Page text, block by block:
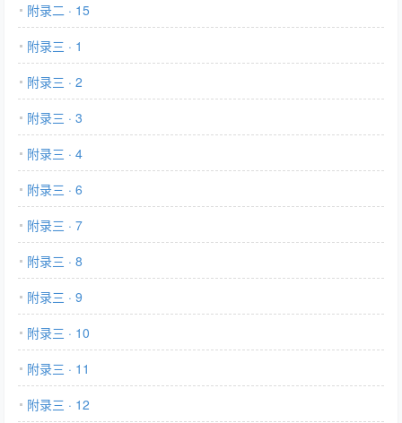
附录二 · 15
附录三 · 1
附录三 · 2
附录三 · 3
附录三 · 4
附录三 · 6
附录三 · 7
附录三 · 8
附录三 · 9
附录三 · 10
附录三 · 11
附录三 · 12